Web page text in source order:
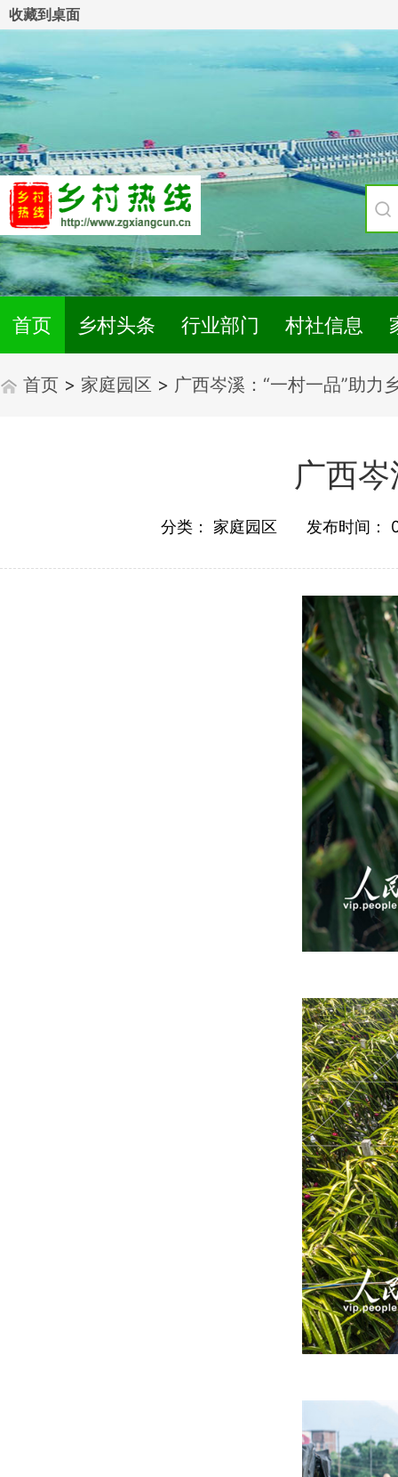
收藏到桌面
首页 乡村头条 行业部门 村社信息
首页 > 家庭园区 > 广西岑溪：“一村一品”助力
广西
分类： 家庭园区 发布时间：